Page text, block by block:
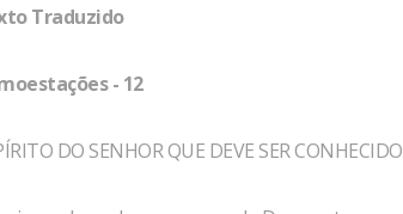
Traduzido
- 12
DO SENHOR QUE DEVE SER CONHECIDO